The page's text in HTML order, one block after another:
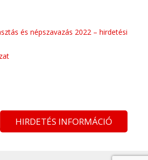
és népszavazás 2022 – hirdetési
HIRDETÉS INFORMÁCIÓ